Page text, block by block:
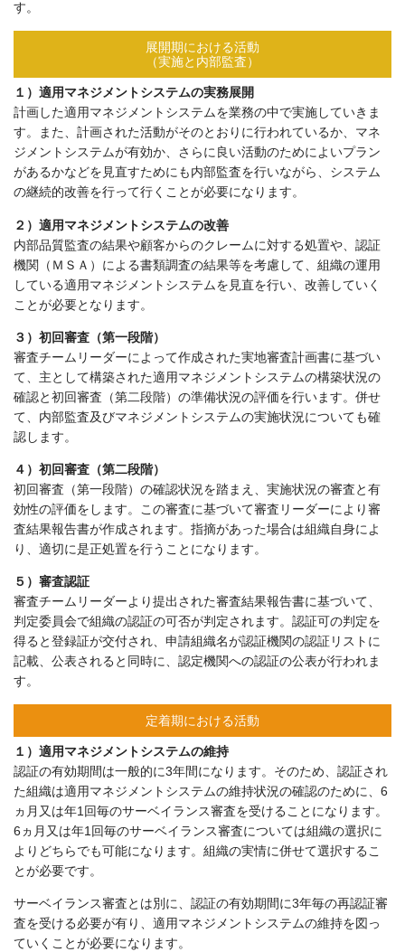
す。
展開期における活動
（実施と内部監査）
１）適用マネジメントシステムの実務展開
計画した適用マネジメントシステムを業務の中で実施していきま
す。また、計画された活動がそのとおりに行われているか、マネ
ジメントシステムが有効か、さらに良い活動のためによいプラン
があるかなどを見直すためにも内部監査を行いながら、システム
の継続的改善を行って行くことが必要になります。
２）適用マネジメントシステムの改善
内部品質監査の結果や顧客からのクレームに対する処置や、認証
機関（ＭＳＡ）による書類調査の結果等を考慮して、組織の運用
している適用マネジメントシステムを見直を行い、改善していく
ことが必要となります。
３）初回審査（第一段階）
審査チームリーダーによって作成された実地審査計画書に基づい
て、主として構築された適用マネジメントシステムの構築状況の
確認と初回審査（第二段階）の準備状況の評価を行います。併せ
て、内部監査及びマネジメントシステムの実施状況についても確
認します。
４）初回審査（第二段階）
初回審査（第一段階）の確認状況を踏まえ、実施状況の審査と有
効性の評価をします。この審査に基づいて審査リーダーにより審
査結果報告書が作成されます。指摘があった場合は組織自身によ
り、適切に是正処置を行うことになります。
５）審査認証
審査チームリーダーより提出された審査結果報告書に基づいて、
判定委員会で組織の認証の可否が判定されます。認証可の判定を
得ると登録証が交付され、申請組織名が認証機関の認証リストに
記載、公表されると同時に、認定機関への認証の公表が行われま
す。
定着期における活動
１）適用マネジメントシステムの維持
認証の有効期間は一般的に3年間になります。そのため、認証され
た組織は適用マネジメントシステムの維持状況の確認のために、6
ヵ月又は年1回毎のサーベイランス審査を受けることになります。
6ヵ月又は年1回毎のサーベイランス審査については組織の選択に
よりどちらでも可能になります。組織の実情に併せて選択するこ
とが必要です。
サーベイランス審査とは別に、認証の有効期間に3年毎の再認証審
査を受ける必要が有り、適用マネジメントシステムの維持を図っ
ていくことが必要になります。